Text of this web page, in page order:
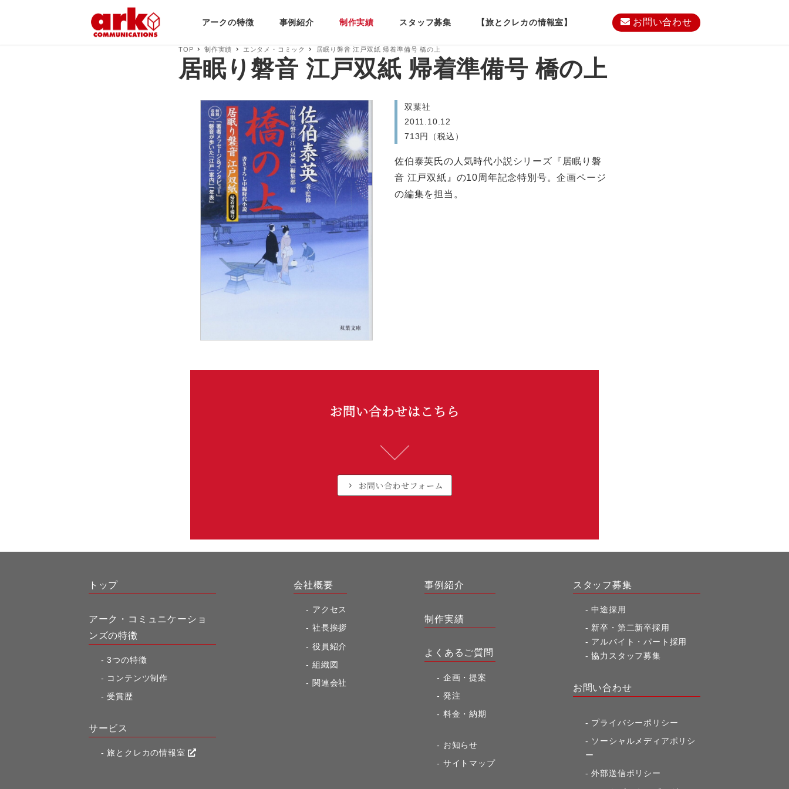
アークの特徴 事例紹介 制作実績 スタッフ募集 【旅とクレカの情報室】 お問い合わせ
TOP 制作実績 エンタメ・コミック 居眠り磐音 江戸双紙 帰着準備号 橋の上
居眠り磐音 江戸双紙 帰着準備号 橋の上
双葉社
2011.10.12
713円（税込）
佐伯泰英氏の人気時代小説シリーズ『居眠り磐
音 江戸双紙』の10周年記念特別号。企画ページ
の編集を担当。
トップ
アーク・コミュニケーショ
ンズの特徴
3つの特徴
コンテンツ制作
受賞歴
サービス
旅とクレカの情報室
会社概要
アクセス
社長挨拶
役員紹介
組織図
関連会社
事例紹介
制作実績
よくあるご質問
企画・提案
発注
料金・納期
お知らせ
サイトマップ
スタッフ募集
中途採用
新卒・第二新卒採用
アルバイト・パート採用
協力スタッフ募集
お問い合わせ
プライバシーポリシー
ソーシャルメディアポリシ
ー
外部送信ポリシー